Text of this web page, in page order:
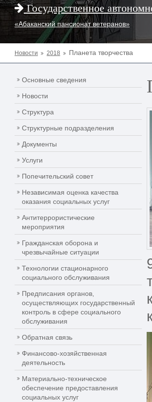
Государственное
«Абаканский пансионат ветеранов»
Новости 2018 Планета творчества
Основные сведения
Новости
Структура
Структурные подразделения
Документы
Услуги
Попечительский совет
Независимая оценка качества
оказания социальных услуг
Антитеррористические
мероприятия
Гражданская оборона и
чрезвычайные ситуации
Технологии стационарного
социального обслуживания
Предписания органов,
осуществляющих государственный
контроль в сфере социального
обслуживания
Обратная связь
Финансово-хозяйственная
деятельность
Материально-техническое
обеспечение предоставления
социальных услуг